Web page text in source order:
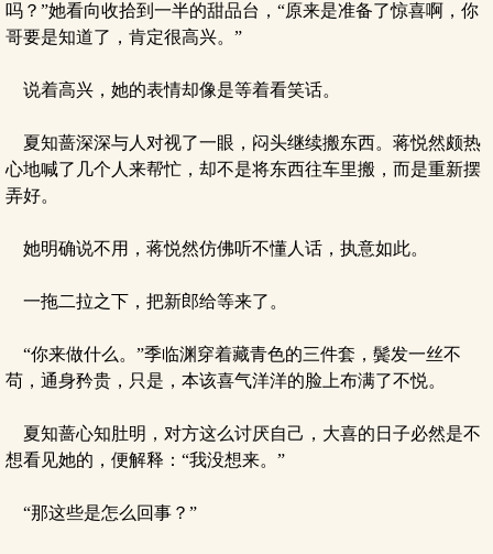
吗？”她看向收拾到一半的甜品台，“原来是准备了惊喜啊，你
哥要是知道了，肯定很高兴。”
说着高兴，她的表情却像是等着看笑话。
夏知蔷深深与人对视了一眼，闷头继续搬东西。蒋悦然颇热
心地喊了几个人来帮忙，却不是将东西往车里搬，而是重新摆
弄好。
她明确说不用，蒋悦然仿佛听不懂人话，执意如此。
一拖二拉之下，把新郎给等来了。
“你来做什么。”季临渊穿着藏青色的三件套，鬓发一丝不
苟，通身矜贵，只是，本该喜气洋洋的脸上布满了不悦。
夏知蔷心知肚明，对方这么讨厌自己，大喜的日子必然是不
想看见她的，便解释：“我没想来。”
“那这些是怎么回事？”